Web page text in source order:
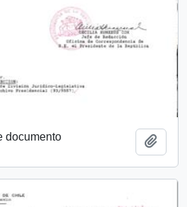
documento